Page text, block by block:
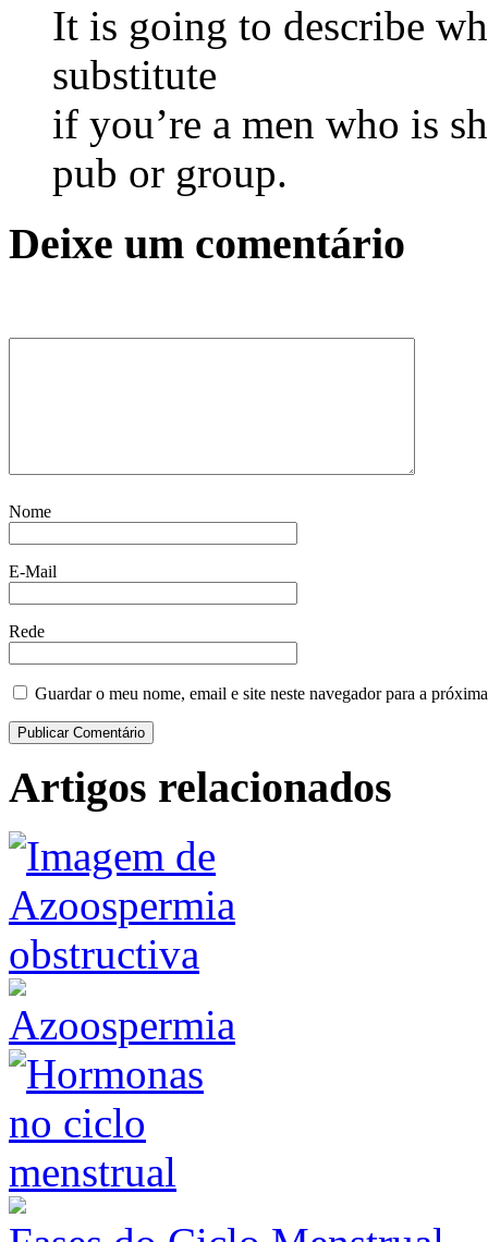
It is going to describe
substitute
if you’re a men who is
pub or group.
Deixe um comentário
Nome
E-Mail
Rede
Guardar o meu nome, email e site neste navegador para a
Artigos relacionados
Azoospermia